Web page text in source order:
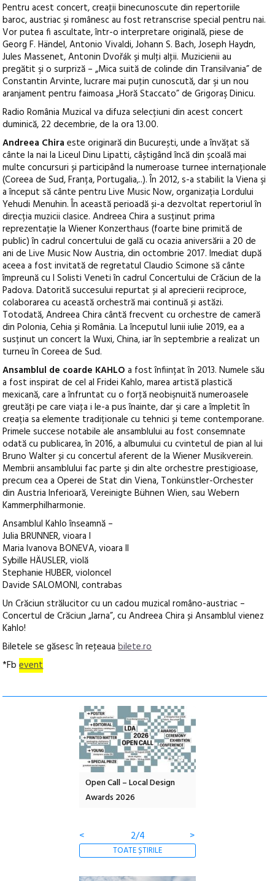
Pentru acest concert, creaţii binecunoscute din repertoriile
baroc, austriac şi românesc au fost retranscrise special pentru nai.
Vor putea fi ascultate, într-o interpretare originală, piese de
Georg F. Händel, Antonio Vivaldi, Johann S. Bach, Joseph Haydn,
Jules Massenet, Antonin Dvořák şi mulţi alţii. Muzicienii au
pregătit şi o surpriză – „Mica suită de colinde din Transilvania” de
Constantin Arvinte, lucrare mai puţin cunoscută, dar şi un nou
aranjament pentru faimoasa „Horă Staccato” de Grigoraş Dinicu.
Radio România Muzical va difuza selecțiuni din acest concert
duminică, 22 decembrie, de la ora 13.00.
Andreea Chira este originară din București, unde a învățat să
cânte la nai la Liceul Dinu Lipatti, câștigând încă din școală mai
multe concursuri și participând la numeroase turnee internaționale
(Coreea de Sud, Franța, Portugalia,..). În 2012, s-a stabilit la Viena şi
a început să cânte pentru Live Music Now, organizația Lordului
Yehudi Menuhin. În această perioadă și-a dezvoltat repertoriul în
direcția muzicii clasice. Andreea Chira a susținut prima
reprezentație la Wiener Konzerthaus (foarte bine primită de
public) în cadrul concertului de gală cu ocazia aniversării a 20 de
ani de Live Music Now Austria, din octombrie 2017. Imediat după
aceea a fost invitată de regretatul Claudio Scimone să cânte
împreună cu I Solisti Veneti în cadrul Concertului de Crăciun de la
Padova. Datorită succesului repurtat și al aprecierii reciproce,
colaborarea cu această orchestră mai continuă și astăzi.
Totodată, Andreea Chira cântă frecvent cu orchestre de cameră
din Polonia, Cehia și România. La începutul lunii iulie 2019, ea a
susținut un concert la Wuxi, China, iar în septembrie a realizat un
turneu în Coreea de Sud.
Ansamblul de coarde KAHLO a fost înființat în 2013. Numele său
a fost inspirat de cel al Fridei Kahlo, marea artistă plastică
mexicană, care a înfruntat cu o forţă neobişnuită numeroasele
greutăţi pe care viaţa i le-a pus înainte, dar şi care a împletit în
creația sa elemente tradiționale cu tehnici și teme contemporane.
Primele succese notabile ale ansamblului au fost consemnate
odată cu publicarea, în 2016, a albumului cu cvintetul de pian al lui
Bruno Walter și cu concertul aferent de la Wiener Musikverein.
Membrii ansamblului fac parte şi din alte orchestre prestigioase,
precum cea a Operei de Stat din Viena, Tonkünstler-Orchester
din Austria Inferioară, Vereinigte Bühnen Wien, sau Webern
Kammerphilharmonie.
Ansamblul Kahlo înseamnă –
Julia BRUNNER, vioara I
Maria Ivanova BONEVA, vioara II
Sybille HÄUSLER, violă
Stephanie HUBER, violoncel
Davide SALOMONI, contrabas
Un Crăciun strălucitor cu un cadou muzical româno-austriac –
Concertul de Crăciun „Iarna”, cu Andreea Chira și Ansamblul vienez
Kahlo!
Biletele se găsesc în reţeauabilete.ro
*Fbevent
Open Call – Local Design
Awards 2026
<
2/4 >
TOATE ȘTIRILE